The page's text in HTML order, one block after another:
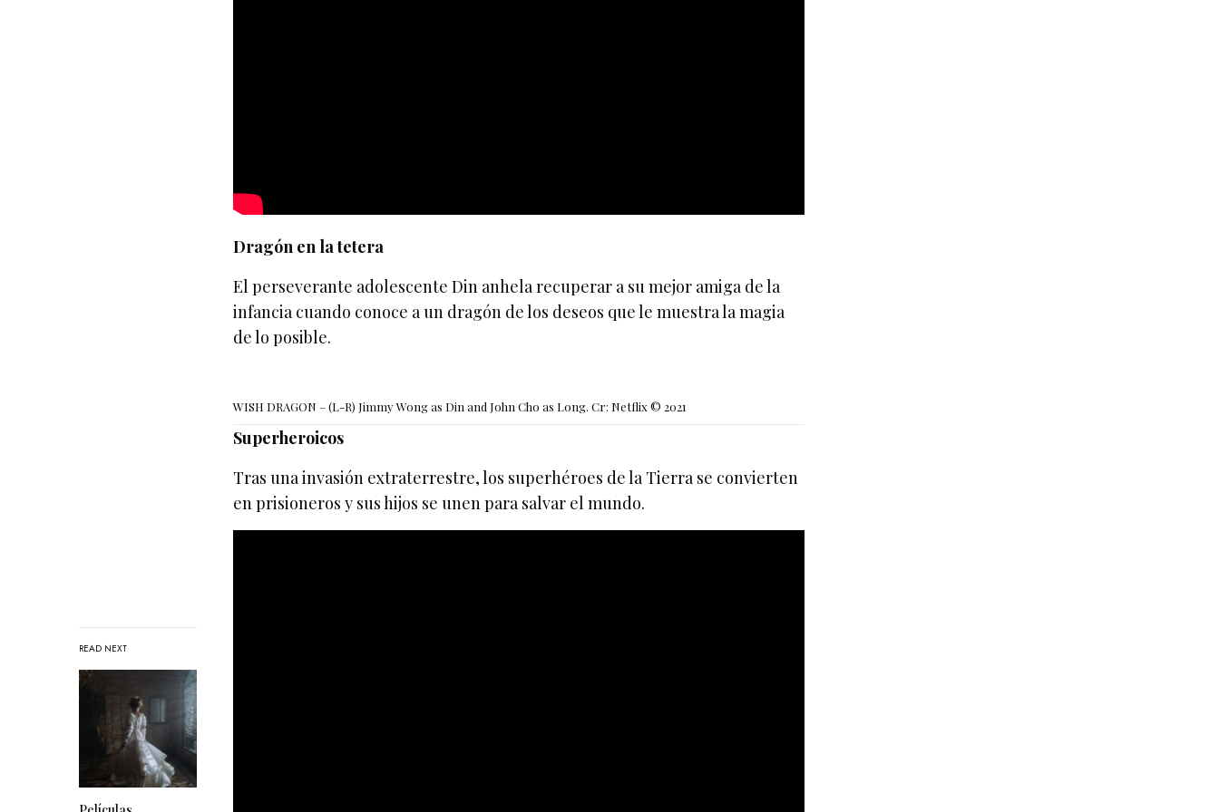
READ NEXT
Dragón en la tetera
El perseverante adolescente Din anhela recuperar a su mejor amiga de la
infancia cuando conoce a un dragón de los deseos que le muestra la magia
de lo posible.
WISH DRAGON – (L-R) Jimmy Wong as Din and John Cho as Long. Cr: Netflix © 2021
Superheroicos
Tras una invasión extraterrestre, los superhéroes de la Tierra se convierten
en prisioneros y sus hijos se unen para salvar el mundo.